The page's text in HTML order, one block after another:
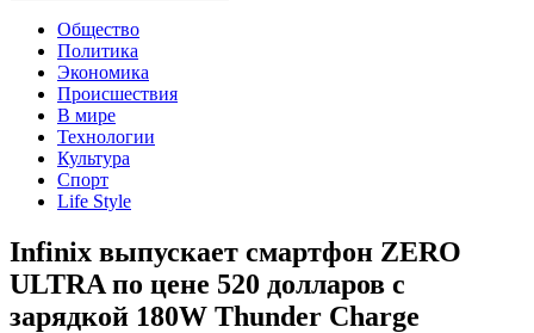
Общество
Политика
Экономика
Происшествия
В мире
Технологии
Культура
Спорт
Life Style
Infinix выпускает смартфон ZERO
ULTRA по цене 520 долларов с
зарядкой 180W Thunder Charge